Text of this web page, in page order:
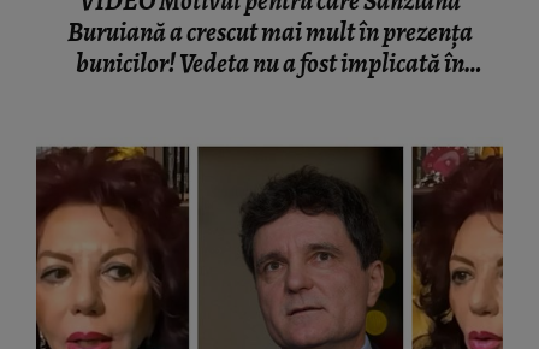
Buruiană a crescut mai mult în prezența
bunicilor! Vedeta nu a fost implicată în